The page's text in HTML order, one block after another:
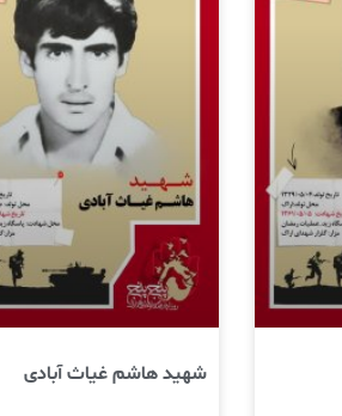
شهید هاشم غیاث آبادی